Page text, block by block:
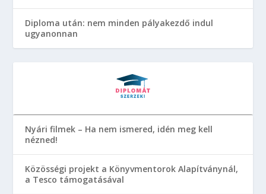
Diploma után: nem minden pályakezdő indul
ugyanonnan
Nyári filmek – Ha nem ismered, idén meg kell
nézned!
Közösségi projekt a Könyvmentorok Alapítványnál,
a Tesco támogatásával